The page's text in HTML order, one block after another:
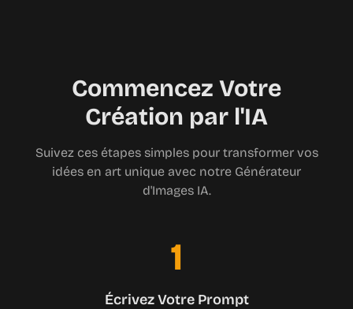
Commencez Votre
Création par l'IA
Suivez ces étapes simples pour transformer vos
idées en art unique avec notre Générateur
d'Images IA.
1
Écrivez Votre Prompt